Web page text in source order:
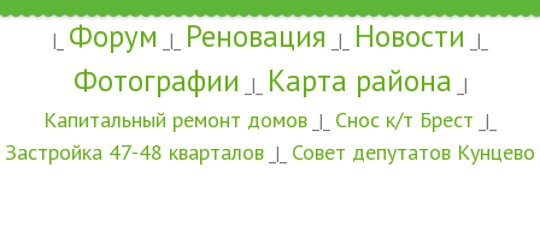
|_ Форум _|_ Реновация _|_ Новости _|_
Фотографии _|_ Карта района _|
Капитальный ремонт домов _|_ Снос к/т Брест _|_
Застройка 47-48 кварталов _|_ Совет депутатов Кунцево